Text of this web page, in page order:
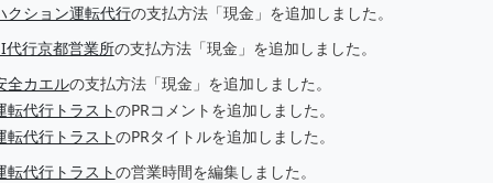
クション運転代行の支払方法「現金」を追加しました。
代行京都営業所の支払方法「現金」を追加しました。
全カエルの支払方法「現金」を追加しました。
転代行トラストのPRコメントを追加しました。
転代行トラストのPRタイトルを追加しました。
転代行トラストの営業時間を編集しました。